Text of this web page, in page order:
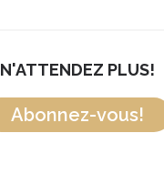
N'ATTENDEZ PLUS!
Abonnez-vous!